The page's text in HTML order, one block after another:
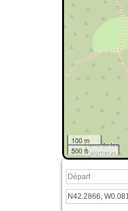
100 m
500 ft